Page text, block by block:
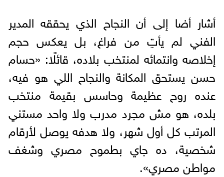
أشار أضا إلى أن النجاح الذي يحققه المدير
الفني لم يأتِ من فراغ، بل يعكس حجم
إخلاصه وانتمائه لمنتخب بلاده، قائلًا: «حسام
حسن يستحق المكانة والنجاح اللي هو فيه،
عنده روح عظيمة وحاسس بقيمة منتخب
بلده، هو مش مجرد مدرب ولا واحد مستني
المرتب كل أول شهر، ولا هدفه يوصل لأرقام
شخصية، ده جاي بطموح مصري وشغف
مواطن مصري».